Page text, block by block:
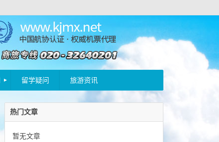
留学疑问 旅游资讯
热门文章
暂无文章